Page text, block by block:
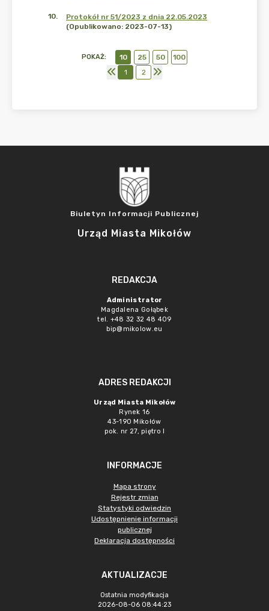
10.
Protokół nr 51/2023 z dnia 22.05.2023
(Opublikowano: 2023-07-13)
POKAŻ: 10 25 50
100
1
2
Biuletyn Informacji Publicznej
Urząd Miasta Mikołów
REDAKCJA
Administrator
Magdalena Gołąbek
tel. +48 32 32 48 409
bip@mikolow.eu
ADRES REDAKCJI
Urząd Miasta Mikołów
Rynek 16
43-190 Mikołów
pok. nr 27, piętro I
INFORMACJE
Mapa strony
Rejestr zmian
Statystyki odwiedzin
Udostępnienie informacji
publicznej
Deklaracja dostępności
AKTUALIZACJE
Ostatnia modyfikacja
2026-08-06 08:44:23